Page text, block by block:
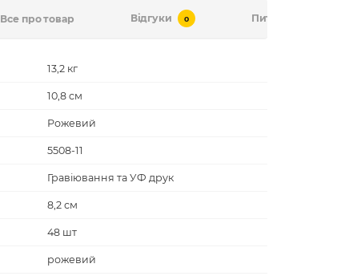
Все про товар Відгуки 0 Питання-
13,2 кг
10,8 cм
Рожевий
5508-11
Гравіювання та УФ друк
8,2 см
48 шт
рожевий